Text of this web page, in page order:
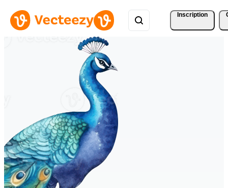
Inscription